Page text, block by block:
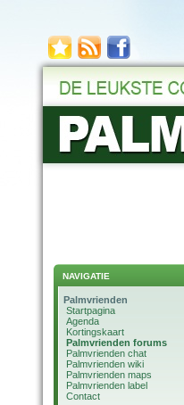
NAVIGATIE
Palmvrienden
Startpagina
Agenda
Kortingskaart
Palmvrienden forums
Palmvrienden chat
Palmvrienden wiki
Palmvrienden maps
Palmvrienden label
Contact